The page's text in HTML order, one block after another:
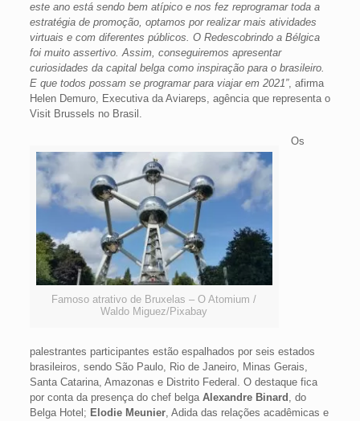
este ano está sendo bem atípico e nos fez reprogramar toda a
estratégia de promoção, optamos por realizar mais atividades
virtuais e com diferentes públicos. O Redescobrindo a Bélgica
foi muito assertivo. Assim, conseguiremos apresentar
curiosidades da capital belga como inspiração para o brasileiro.
E que todos possam se programar para viajar em 2021”, afirma
Helen Demuro, Executiva da Aviareps, agência que representa o
Visit Brussels no Brasil.
Famoso atrativo de Bruxelas – O Atomium /
Waldo Miguez/Pixabay
Os
palestrantes participantes estão espalhados por seis estados
brasileiros, sendo São Paulo, Rio de Janeiro, Minas Gerais,
Santa Catarina, Amazonas e Distrito Federal. O destaque fica
por conta da presença do chef belgaAlexandre Binard , do
Belga Hotel; Elodie Meunier, Adida das relações acadêmicas e